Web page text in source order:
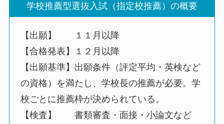
学校推薦型選抜入試（指定校推薦）の概要
【出願】 １１月以降
【合格発表】１２月以降
【出願基準】出願条件（評定平均・英検など
の資格）を満たし、学校長の推薦が必要。学
校ごとに推薦枠が決められている。
【検査】 書類審査・面接・小論文など